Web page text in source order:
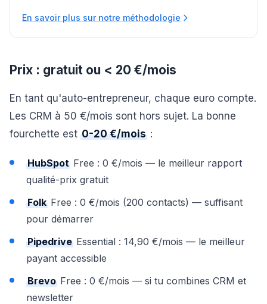
En savoir plus sur notre méthodologie
Prix : gratuit ou < 20 €/mois
En tant qu'auto-entrepreneur, chaque euro compte.
Les CRM à 50 €/mois sont hors sujet. La bonne
fourchette est 0-20 €/mois :
HubSpot Free : 0 €/mois — le meilleur rapport
qualité-prix gratuit
Folk Free : 0 €/mois (200 contacts) — suffisant
pour démarrer
Pipedrive Essential : 14,90 €/mois — le meilleur
payant accessible
Brevo Free : 0 €/mois — si tu combines CRM et
newsletter